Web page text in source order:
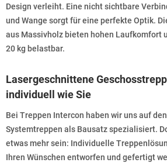
Design verleiht. Eine nicht sichtbare
und Wange sorgt für eine perfekte Optik.
aus Massivholz bieten hohen Laufkomfort
20 kg belastbar.
Lasergeschnittene
individuell wie Sie
Bei Treppen Intercon haben wir uns auf
Systemtreppen als Bausatz spezialisiert.
etwas mehr sein: Individuelle
Ihren Wünschen entworfen und gefertigt